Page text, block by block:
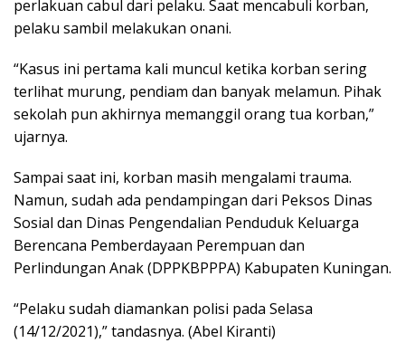
perlakuan cabul dari pelaku. Saat mencabuli korban,
pelaku sambil melakukan onani.
“Kasus ini pertama kali muncul ketika korban sering
terlihat murung, pendiam dan banyak melamun. Pihak
sekolah pun akhirnya memanggil orang tua korban,”
ujarnya.
Sampai saat ini, korban masih mengalami trauma.
Namun, sudah ada pendampingan dari Peksos Dinas
Sosial dan Dinas Pengendalian Penduduk Keluarga
Berencana Pemberdayaan Perempuan dan
Perlindungan Anak (DPPKBPPPA) Kabupaten Kuningan.
“Pelaku sudah diamankan polisi pada Selasa
(14/12/2021),” tandasnya. (Abel Kiranti)